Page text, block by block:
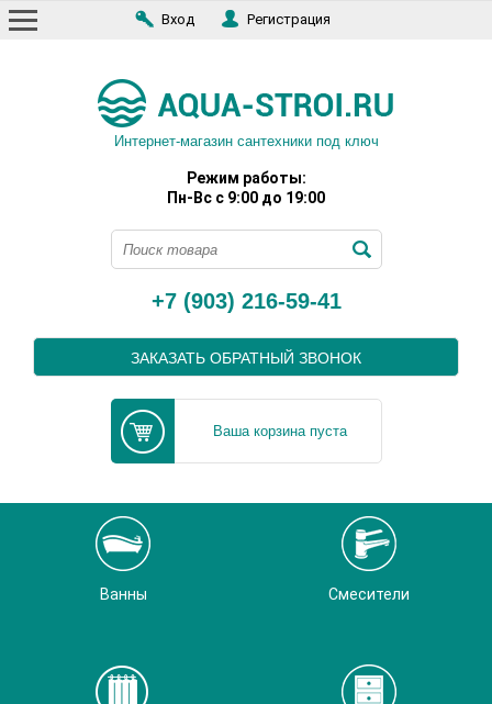
Вход Регистрация
Интернет-магазин сантехники под ключ
Режим работы:
Пн-Вс с 9:00 до 19:00
+7 (903) 216-59-41
ЗАКАЗАТЬ ОБРАТНЫЙ ЗВОНОК
Ваша корзина пуста
Ванны Смесители